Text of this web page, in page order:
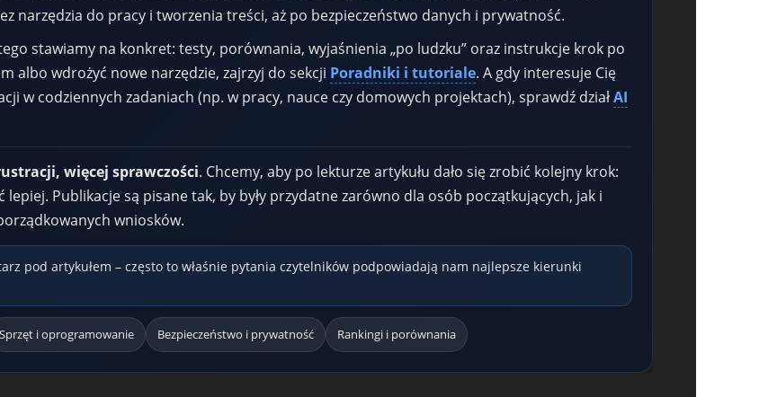
narzędzia do pracy i tworzenia treści, aż po bezpieczeństwo danych i prywatność.
stawiamy na konkret: testy, porównania, wyjaśnienia „po ludzku” oraz instrukcje krok po
albo wdrożyć nowe narzędzie, zajrzyj do sekcji Poradniki i tutoriale. A gdy interesuje Cię
w codziennych zadaniach (np. w pracy, nauce czy domowych projektach), sprawdź działAI
więcej sprawczości. Chcemy, aby po lekturze artykułu dało się zrobić kolejny krok:
lepiej. Publikacje są pisane tak, by były przydatne zarówno dla osób początkujących, jak i
wniosków.
pod artykułem – często to właśnie pytania czytelników podpowiadają nam najlepsze kierunki
Sprzęt i oprogramowanie Bezpieczeństwo i prywatność Rankingi i porównania